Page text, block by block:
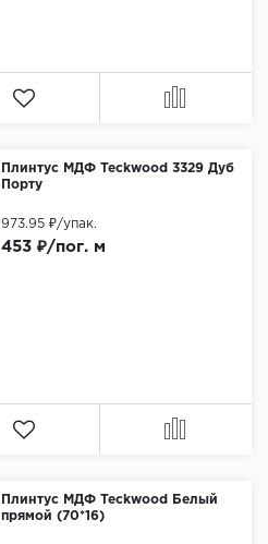
Плинтус МДФ Teckwood 3329 Дуб
Порту
453 ₽/пог. м
973.95 ₽/упак.
Плинтус МДФ Teckwood Белый
прямой (70*16)